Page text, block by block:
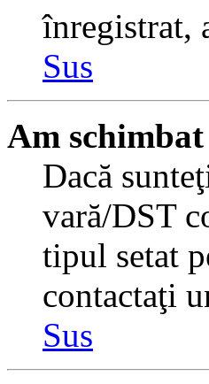
înregistrat,
Sus
Am
Dacă
vară/DST
tipul setat
contactaţi
Sus